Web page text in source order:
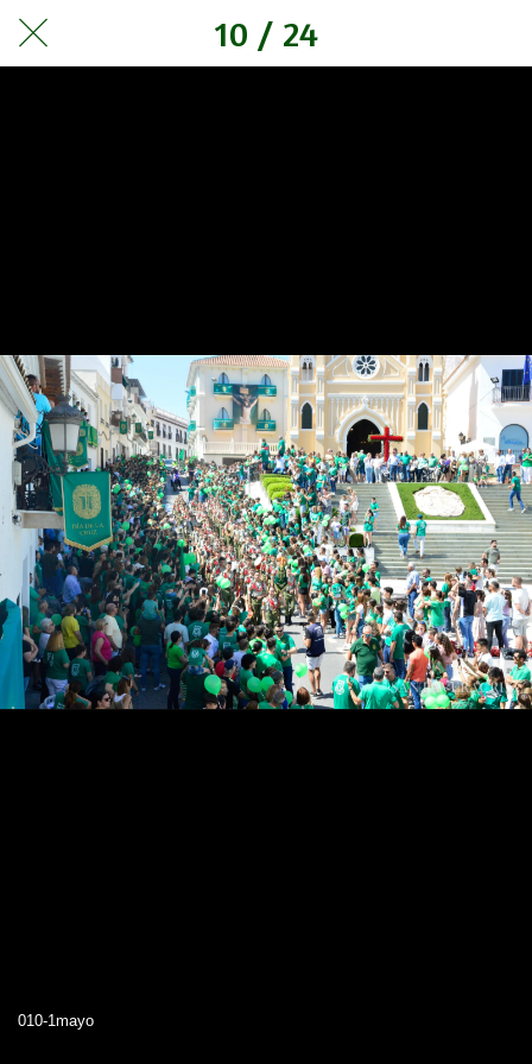
10 / 24
010-1mayo